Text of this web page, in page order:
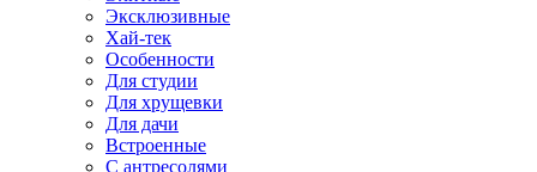
Эксклюзивные
Хай-тек
Особенности
Для студии
Для хрущевки
Для дачи
Встроенные
С антресолями